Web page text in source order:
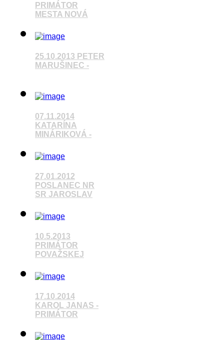
PRIMÁTOR
MESTA NOVÁ
Pozrieť video
25.10.2013 PETER
MARUŠINEC -
07.11.2014
KATARÍNA
MINÁRIKOVÁ -
Pozrieť video
27.01.2012
POSLANEC NR
SR JAROSLAV
Pozrieť video
10.5.2013
PRIMÁTOR
POVAŽSKEJ
Pozrieť video
17.10.2014
KAROL JANAS -
PRIMÁTOR
Pozrieť video